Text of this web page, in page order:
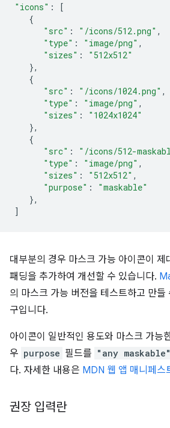
"icons" :
[
{
"src" : "/icons/512.png" ,
"type" : "image/png" ,
"sizes" :
"512x512"
},
{
"src" : "/icons/1024.png" ,
"type" : "image/png" ,
"sizes" :
"1024x1024"
},
{
"src" : "/icons/512-
"type" : "image/png" ,
"sizes" : "512x512" ,
"purpose" :
"maskable"
},
]
대부분의 경우 마스크 가능 아이콘이 제
패딩을 추가하여 개선할 수 있습니다.
의 마스크 가능 버전을 테스트하고 만들
구입니다.
아이콘이 일반적인 용도와 마스크 가능
우 purpose 필드를 "any maskable"
다. 자세한 내용은 MDN 웹 앱 매니페스
권장 입력란